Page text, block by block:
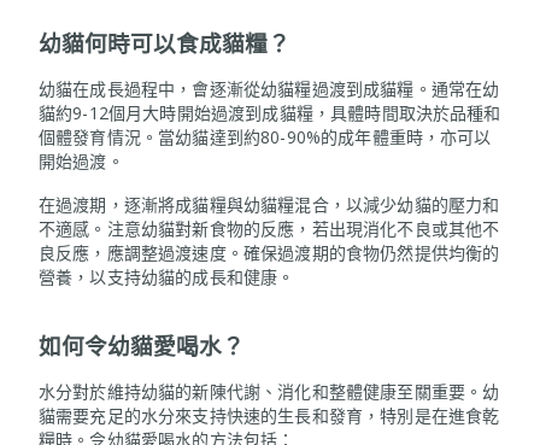
幼貓何時可以食成貓糧？
幼貓在成長過程中，會逐漸從幼貓糧過渡到成貓糧。通常在幼
貓約9-12個月大時開始過渡到成貓糧，具體時間取決於品種和
個體發育情況。當幼貓達到約80-90%的成年體重時，亦可以
開始過渡。
在過渡期，逐漸將成貓糧與幼貓糧混合，以減少幼貓的壓力和
不適感。注意幼貓對新食物的反應，若出現消化不良或其他不
良反應，應調整過渡速度。確保過渡期的食物仍然提供均衡的
營養，以支持幼貓的成長和健康。
如何令幼貓愛喝水？
水分對於維持幼貓的新陳代謝、消化和整體健康至關重要。幼
貓需要充足的水分來支持快速的生長和發育，特別是在進食乾
糧時。令幼貓愛喝水的方法包括：